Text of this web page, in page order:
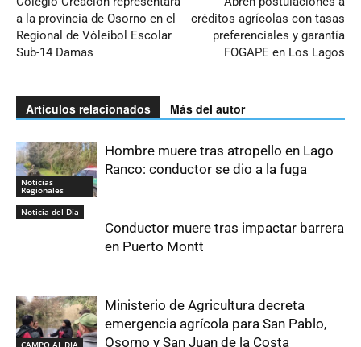
a la provincia de Osorno en el
Regional de Vóleibol Escolar
Sub-14 Damas
créditos agrícolas con tasas
preferenciales y garantía
FOGAPE en Los Lagos
Artículos relacionados Más del autor
Noticias
Regionales
Hombre muere tras atropello en Lago
Ranco: conductor se dio a la fuga
Noticia del Día
Conductor muere tras impactar barrera
en Puerto Montt
Ministerio de Agricultura decreta
emergencia agrícola para San Pablo,
Osorno y San Juan de la Costa